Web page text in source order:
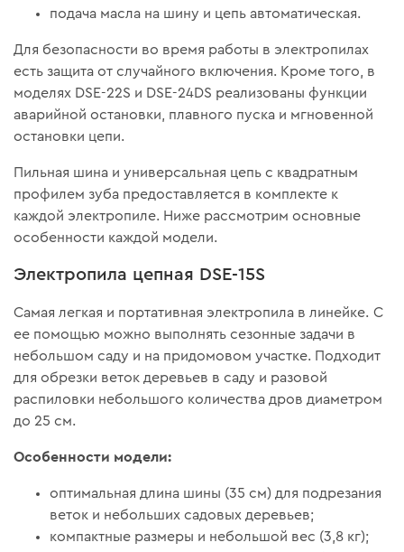
подача масла на шину и цепь автоматическая.
Для безопасности во время работы в электропилах
есть защита от случайного включения. Кроме того, в
моделях DSE-22S и DSE-24DS реализованы функции
аварийной остановки, плавного пуска и мгновенной
остановки цепи.
Пильная шина и универсальная цепь с квадратным
профилем зуба предоставляется в комплекте к
каждой электропиле. Ниже рассмотрим основные
особенности каждой модели.
Электропила цепная DSE-15S
Самая легкая и портативная электропила в линейке. С
ее помощью можно выполнять сезонные задачи в
небольшом саду и на придомовом участке. Подходит
для обрезки веток деревьев в саду и разовой
распиловки небольшого количества дров диаметром
до 25 см.
Особенности модели:
оптимальная длина шины (35 см) для подрезания
веток и небольших садовых деревьев;
компактные размеры и небольшой вес (3,8 кг);